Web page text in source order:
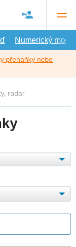
Numerický model
přeháňky nebo
radar